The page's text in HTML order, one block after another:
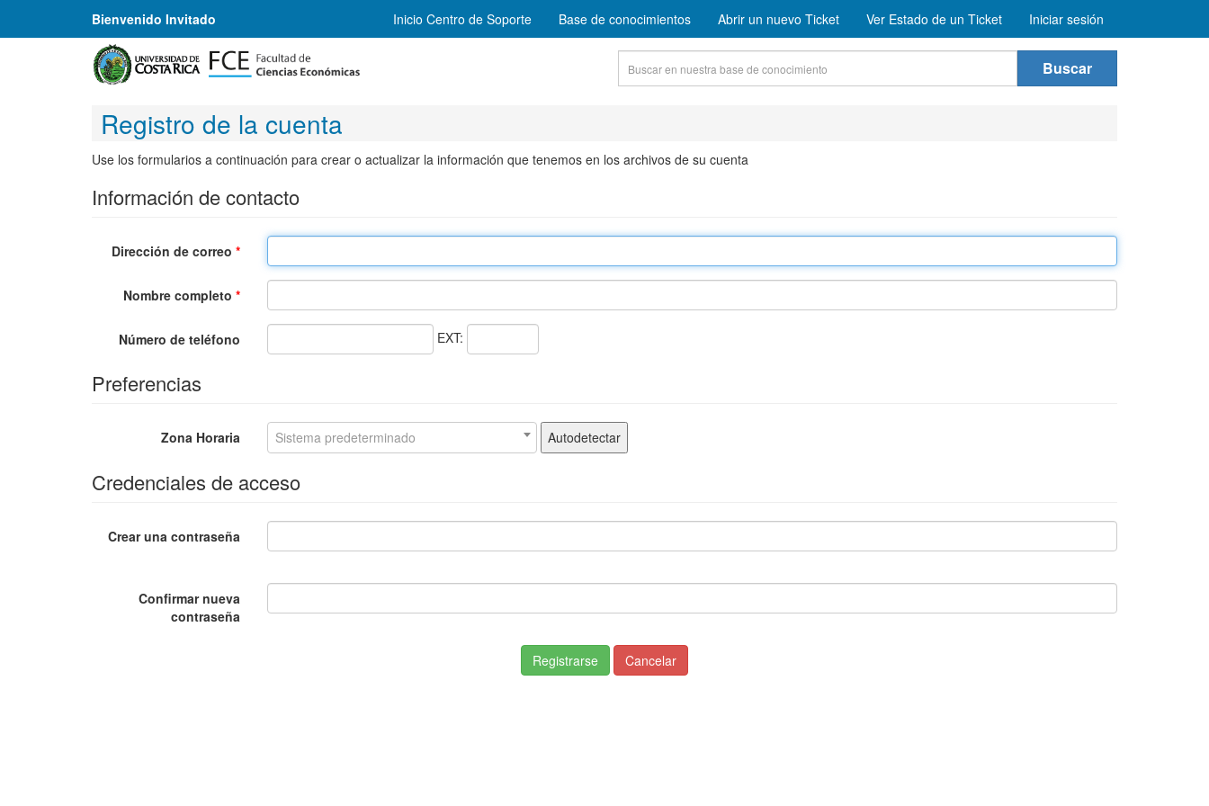
Bienvenido Invitado Inicio Centro de Soporte Base de conocimientos Abrir un nuevo Ticket Ver Estado de un Ticket Iniciar sesión
Buscar
Registro de la cuenta
Use los formularios a continuación para crear o actualizar la información que tenemos en los archivos de su cuenta
Información de contacto
Dirección de correo *
Nombre completo *
Número de teléfono EXT:
Preferencias
Zona Horaria Sistema predeterminado Autodetectar
Credenciales de acceso
Crear una contraseña
Confirmar nueva
contraseña